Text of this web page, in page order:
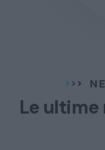
Le ultime